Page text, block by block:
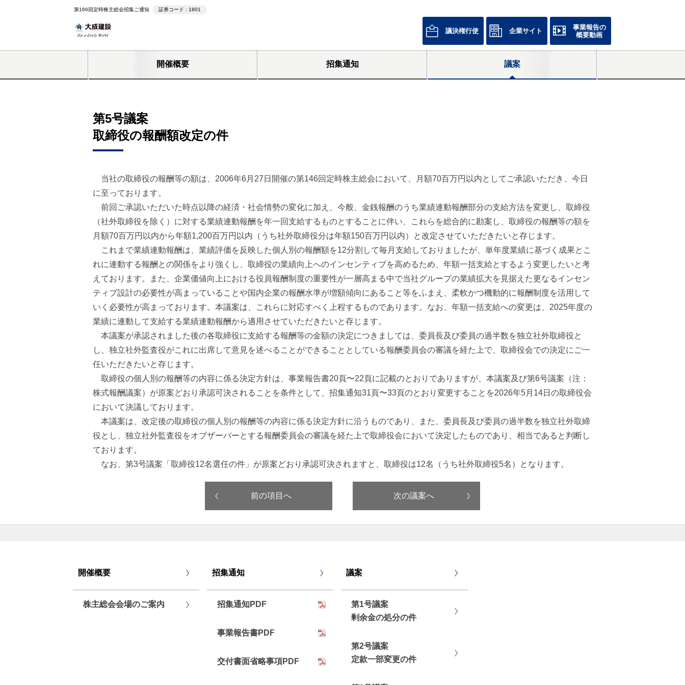
第166回定時株主総会招集ご通知 証券コード : 1801
議決権行使 企業サイト
事業報告の
概要動画
開催概要 招集通知 議案
第5号議案
取締役の報酬額改定の件
当社の取締役の報酬等の額は、2006年6月27日開催の第146回定時株主総会において、月額70百万円以内としてご承認いただき、今日
に至っております。
前回ご承認いただいた時点以降の経済・社会情勢の変化に加え、今般、金銭報酬のうち業績連動報酬部分の支給方法を変更し、取締役
（社外取締役を除く）に対する業績連動報酬を年一回支給するものとすることに伴い、これらを総合的に勘案し、取締役の報酬等の額を
月額70百万円以内から年額1,200百万円以内（うち社外取締役分は年額150百万円以内）と改定させていただきたいと存じます。
これまで業績連動報酬は、業績評価を反映した個人別の報酬額を12分割して毎月支給しておりましたが、単年度業績に基づく成果とこ
れに連動する報酬との関係をより強くし、取締役の業績向上へのインセンティブを高めるため、年額一括支給とするよう変更したいと考
えております。また、企業価値向上における役員報酬制度の重要性が一層高まる中で当社グループの業績拡大を見据えた更なるインセン
ティブ設計の必要性が高まっていることや国内企業の報酬水準が増額傾向にあること等をふまえ、柔軟かつ機動的に報酬制度を活用して
いく必要性が高まっております。本議案は、これらに対応すべく上程するものであります。なお、年額一括支給への変更は、2025年度の
業績に連動して支給する業績連動報酬から適用させていただきたいと存じます。
本議案が承認されました後の各取締役に支給する報酬等の金額の決定につきましては、委員長及び委員の過半数を独立社外取締役と
し、独立社外監査役がこれに出席して意見を述べることができることとしている報酬委員会の審議を経た上で、取締役会での決定にご一
任いただきたいと存じます。
取締役の個人別の報酬等の内容に係る決定方針は、事業報告書20頁〜22頁に記載のとおりでありますが、本議案及び第6号議案（注：
株式報酬議案）が原案どおり承認可決されることを条件として、招集通知31頁〜33頁のとおり変更することを2026年5月14日の取締役会
において決議しております。
本議案は、改定後の取締役の個人別の報酬等の内容に係る決定方針に沿うものであり、また、委員長及び委員の過半数を独立社外取締
役とし、独立社外監査役をオブザーバーとする報酬委員会の審議を経た上で取締役会において決定したものであり、相当であると判断し
ております。
なお、第3号議案「取締役12名選任の件」が原案どおり承認可決されますと、取締役は12名（うち社外取締役5名）となります。
前の項目へ 次の議案へ
開催概要
株主総会会場のご案内
招集通知
招集通知PDF
事業報告書PDF
交付書面省略事項PDF
議案
第1号議案
剰余金の処分の件
第2号議案
定款一部変更の件